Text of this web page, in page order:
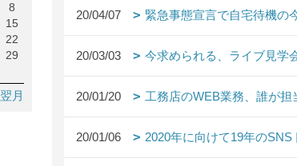
20/04/07 緊急事態宣言で自宅待機の
20/03/03 今求められる、ライブ見学
20/01/20 工務店のWEB業務、誰が担
20/01/06 2020年に向けて19年のSNS
8
15
22
29
翌月